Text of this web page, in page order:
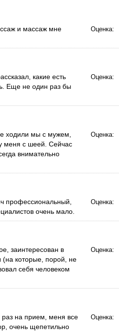
и массаж мне
Оценка:
какие есть
Еще не один раз бы
Оценка:
ходили мы с мужем,
меня с шеей. Сейчас
внимательно
Оценка:
профессиональный,
очень мало.
Оценка:
заинтересован в
(на которые, порой, не
себя человеком
Оценка:
раз на прием, меня все
очень щепетильно
Оценка: